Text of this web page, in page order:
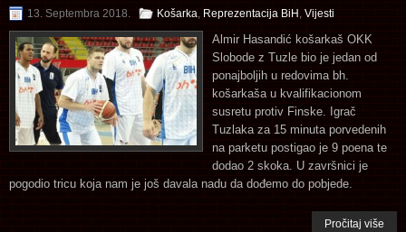
13. Septembra 2018. Košarka Reprezentacija BiH Vijesti
Almir Hasandić košarkaš OKK
Slobode z Tuzle bio je jedan od
ponajboljih u redovima bh.
košarkaša u kvalifikacionom
susretu protiv Finske. Igrač
Tuzlaka za 15 minuta porvedenih
na parketu postigao je 9 poena te
dodao 2 skoka. U završnici je
pogodio tricu koja nam je još davala nadu da dođemo do pobjede.
Pročitaj više